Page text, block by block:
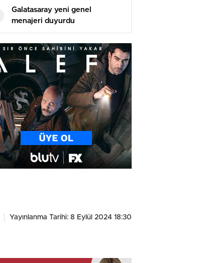
Galatasaray yeni genel
menajeri duyurdu
Yayınlanma Tarihi: 8 Eylül 2024 18:30